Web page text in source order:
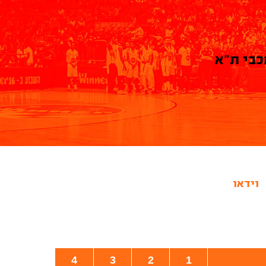
ת"א
וידאו
1
2
3
4